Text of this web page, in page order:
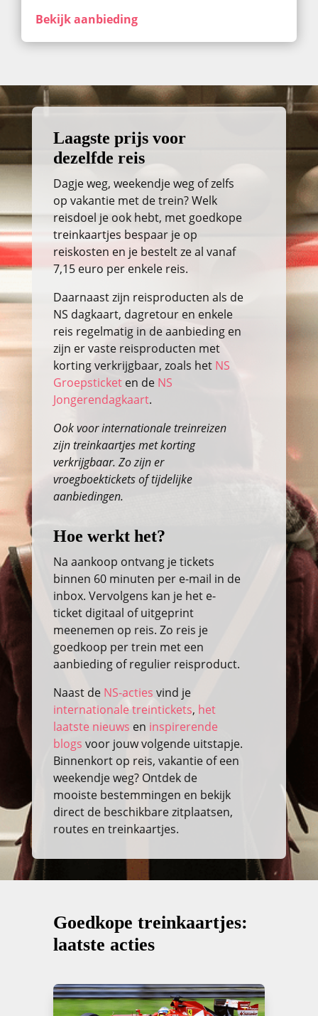
Bekijk aanbieding
Laagste prijs voor
dezelfde reis
Dagje weg, weekendje weg of zelfs
op vakantie met de trein? Welk
reisdoel je ook hebt, met goedkope
treinkaartjes bespaar je op
reiskosten en je bestelt ze al vanaf
7,15 euro per enkele reis.
Daarnaast zijn reisproducten als de
NS dagkaart, dagretour en enkele
reis regelmatig in de aanbieding en
zijn er vaste reisproducten met
korting verkrijgbaar, zoals het NS
Groepsticketen de NS
Jongerendagkaart.
Ook voor internationale treinreizen
zijn treinkaartjes met korting
verkrijgbaar. Zo zijn er
vroegboektickets of tijdelijke
aanbiedingen.
Hoe werkt het?
Na aankoop ontvang je tickets
binnen 60 minuten per e-mail in de
inbox. Vervolgens kan je het e-
ticket digitaal of uitgeprint
meenemen op reis. Zo reis je
goedkoop per trein met een
aanbieding of regulier reisproduct.
Naast de NS-acties vind je
internationale treintickets, het
laatste nieuws en inspirerende
blogs voor jouw volgende uitstapje.
Binnenkort op reis, vakantie of een
weekendje weg? Ontdek de
mooiste bestemmingen en bekijk
direct de beschikbare zitplaatsen,
routes en treinkaartjes.
Goedkope treinkaartjes:
laatste acties